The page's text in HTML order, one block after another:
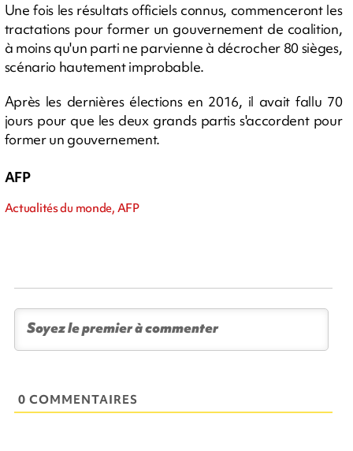
Une fois les résultats officiels connus, commenceront les
tractations pour former un gouvernement de coalition,
à moins qu'un parti ne parvienne à décrocher 80 sièges,
scénario hautement improbable.
Après les dernières élections en 2016, il avait fallu 70
jours pour que les deux grands partis s'accordent pour
former un gouvernement.
AFP
Actualités du monde, AFP
0 COMMENTAIRES